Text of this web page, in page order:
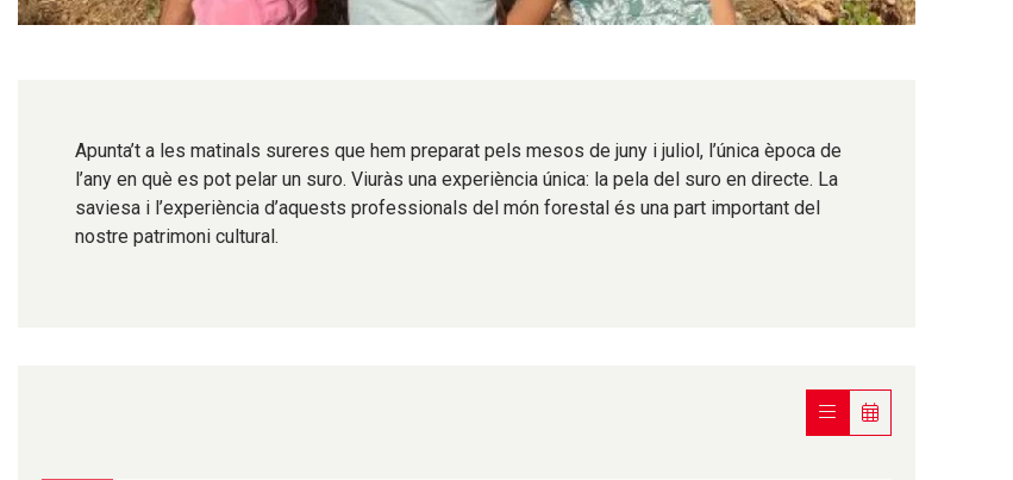
Apunta’t a les matinals sureres que hem preparat pels mesos de juny i juliol, l’única època de
l’any en què es pot pelar un suro. Viuràs una experiència única: la pela del suro en directe. La
saviesa i l’experiència d’aquests professionals del món forestal és una part important del
nostre patrimoni cultural.